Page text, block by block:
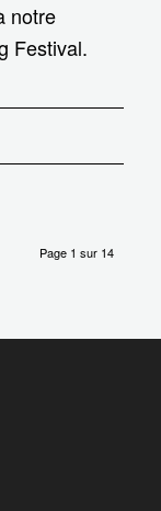
notre
Festival.
Page 1 sur 14